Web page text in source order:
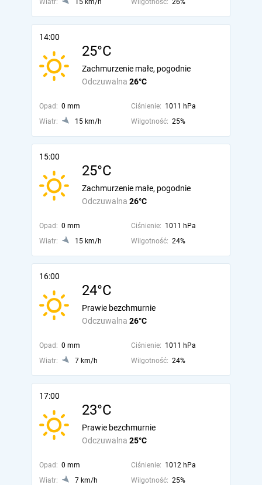
Wiatr:
15 km/h Wilgotność: 26%
14:00
25°C
Odczuwalna 26°C
Zachmurzenie małe, pogodnie
Opad: 0 mm Ciśnienie: 1011 hPa
Wiatr:
15 km/h Wilgotność: 25%
15:00
25°C
Odczuwalna 26°C
Zachmurzenie małe, pogodnie
Opad: 0 mm Ciśnienie: 1011 hPa
Wiatr:
15 km/h Wilgotność: 24%
16:00
24°C
Odczuwalna 26°C
Prawie bezchmurnie
Opad: 0 mm Ciśnienie: 1011 hPa
Wiatr:
7 km/h Wilgotność: 24%
17:00
23°C
Odczuwalna 25°C
Prawie bezchmurnie
Opad: 0 mm Ciśnienie: 1012 hPa
Wiatr:
7 km/h Wilgotność: 25%